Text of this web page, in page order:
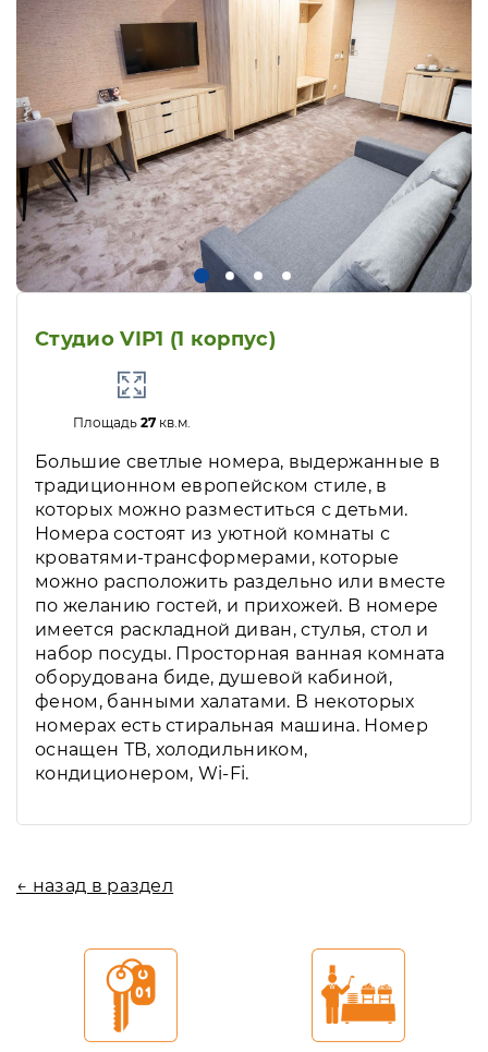
Студио VIP1 (1 корпус)
Площадь 27кв.м.
Большие светлые номера, выдержанные в
традиционном европейском стиле, в
которых можно разместиться с детьми.
Номера состоят из уютной комнаты с
кроватями-трансформерами, которые
можно расположить раздельно или вместе
по желанию гостей, и прихожей. В номере
имеется раскладной диван, стулья, стол и
набор посуды. Просторная ванная комната
оборудована биде, душевой кабиной,
феном, банными халатами. В некоторых
номерах есть стиральная машина. Номер
оснащен ТВ, холодильником,
кондиционером, Wi-Fi.
← назад в раздел